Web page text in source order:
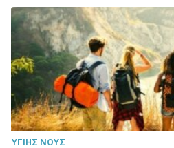
ΥΓΙΉΣ ΝΟΥΣ